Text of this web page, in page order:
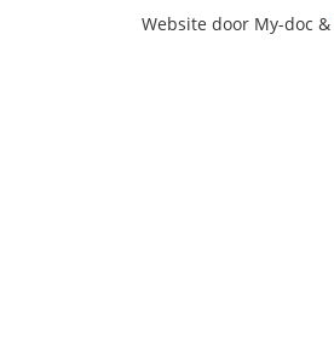
Website door My-doc &